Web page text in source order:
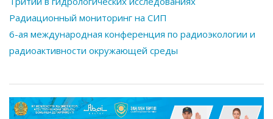
Радиационный мониторинг на СИП
6-ая международная конференция по радиоэкологии и
радиоактивности окружающей среды